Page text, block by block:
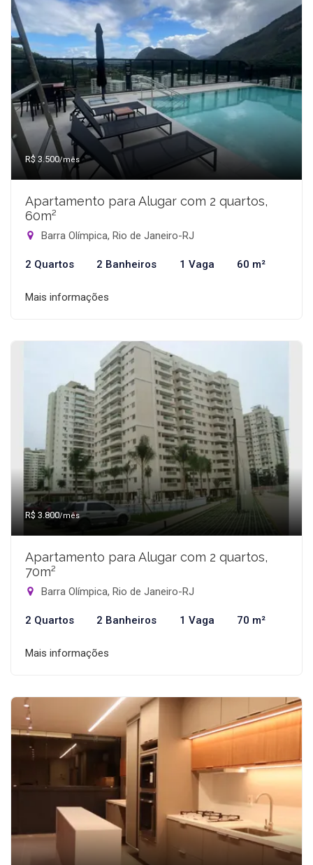
R$ 3.500/mês
Apartamento para Alugar com 2 quartos,
60m²
Barra Olímpica, Rio de Janeiro-RJ
2 Quartos 2 Banheiros 1 Vaga 60 m²
Mais informações
R$ 3.800/mês
Apartamento para Alugar com 2 quartos,
70m²
Barra Olímpica, Rio de Janeiro-RJ
2 Quartos 2 Banheiros 1 Vaga 70 m²
Mais informações